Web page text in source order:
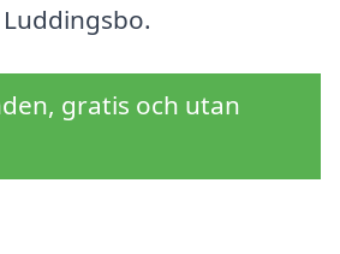
gratis och utan